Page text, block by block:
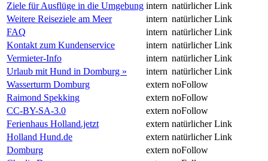
Ziele für Ausflüge in die Umgebung intern natürlicher Link
Weitere Reiseziele am Meer
intern natürlicher Link
FAQ
intern natürlicher Link
Kontakt zum Kundenservice
intern natürlicher Link
Vermieter-Info
intern natürlicher Link
Urlaub mit Hund in Domburg »
intern natürlicher Link
Wasserturm Domburg
extern noFollow
Raimond Spekking
extern noFollow
CC-BY-SA-3.0
extern noFollow
Ferienhaus Holland.jetzt
extern natürlicher Link
Holland Hund.de
extern natürlicher Link
Domburg
extern noFollow